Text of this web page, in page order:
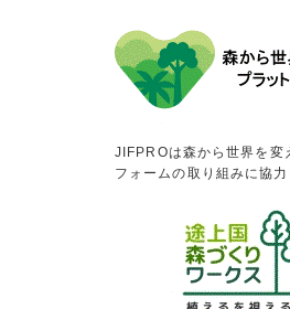
JIFPROは森から世界を変
フォームの取り組みに協